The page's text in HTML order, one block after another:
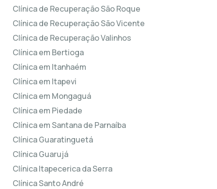
Clínica de Recuperação São Roque
Clínica de Recuperação São Vicente
Clínica de Recuperação Valinhos
Clínica em Bertioga
Clínica em Itanhaém
Clínica em Itapevi
Clínica em Mongaguá
Clínica em Piedade
Clínica em Santana de Parnaíba
Clínica Guaratinguetá
Clínica Guarujá
Clínica Itapecerica da Serra
Clínica Santo André